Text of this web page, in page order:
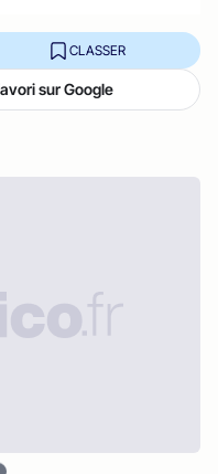
CLASSER
sur Google